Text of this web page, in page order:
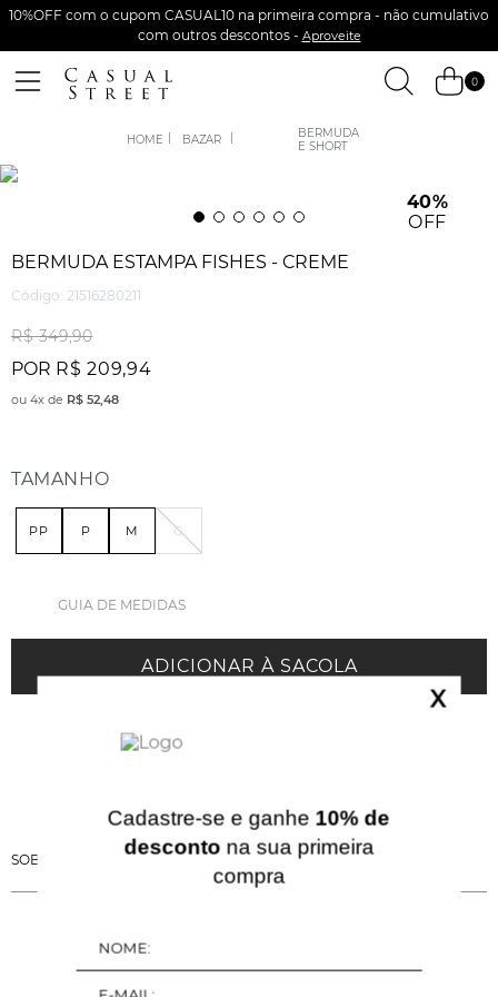
X
Cadastre-se e ganhe 10% de
desconto na sua primeira
compra
10%OFF com o cupom CASUAL10 na primeira compra - não cumulativo
com outros descontos - Aproveite
0
BAZAR
BERMUDA
E SHORT
40%
OFF
BERMUDA ESTAMPA FISHES - CREME
Código: 21516280211
R$ 349,90
POR R$ 209,94
ou 4x de R$ 52,48
TAMANHO
PP P M G
GUIA DE MEDIDAS
ADICIONAR À SACOLA
SOBRE ESSA PEÇA
QUERIDINHOS